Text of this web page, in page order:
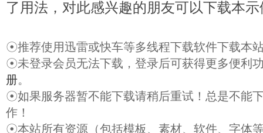
了用法，对此感兴趣的朋友可以下载本示
☉推荐使用迅雷或快车等多线程下载软件下载本
☉未登录会员无法下载，登录后可获得更多便利
册。
☉如果服务器暂不能下载请稍后重试！总是不能
作！
☉本站所有资源（包括模板、素材、软件、字体